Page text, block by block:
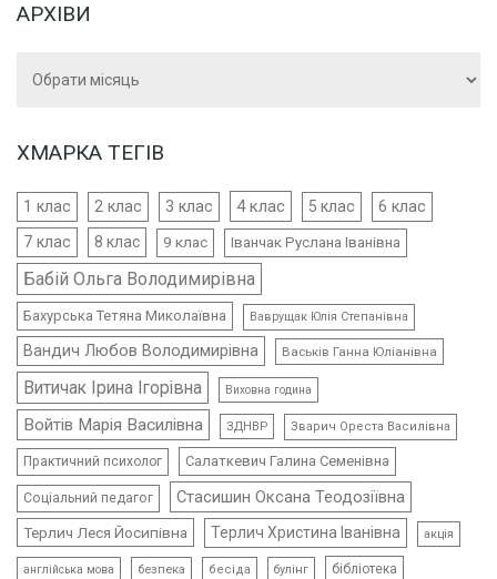
АРХІВИ
ХМАРКА ТЕГІВ
1 клас 2 клас 3 клас 4 клас 5 клас 6 клас
7 клас 8 клас 9 клас Іванчак Руслана Іванівна
Бабій Ольга Володимирівна
Бахурська Тетяна Миколаївна Ваврущак Юлія Степанівна
Вандич Любов Володимирівна Васьків Ганна Юліанівна
Витичак Ірина Ігорівна Виховна година
Войтів Марія Василівна ЗДНВР Зварич Ореста Василівна
Практичний психолог Салаткевич Галина Семенівна
Соціальний педагог Стасишин Оксана Теодозіївна
Терлич Леся Йосипівна Терлич Христина Іванівна акція
англійська мова безпека бесіда булінг бібліотека